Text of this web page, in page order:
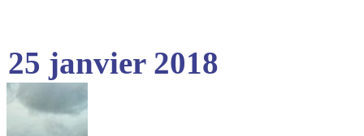
25 janvier 2018